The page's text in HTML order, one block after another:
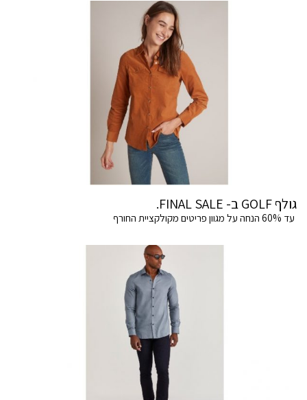
גולף GOLF ב- FINAL SALE.
עד 60% הנחה על מגוון פריטים מקולקציית החורף